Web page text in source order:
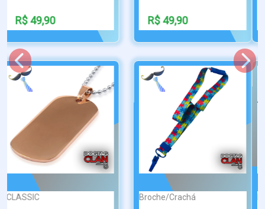
R$ 15,00 R$ 39,90
PONTA DE DIAM...
Novo
Laser precision